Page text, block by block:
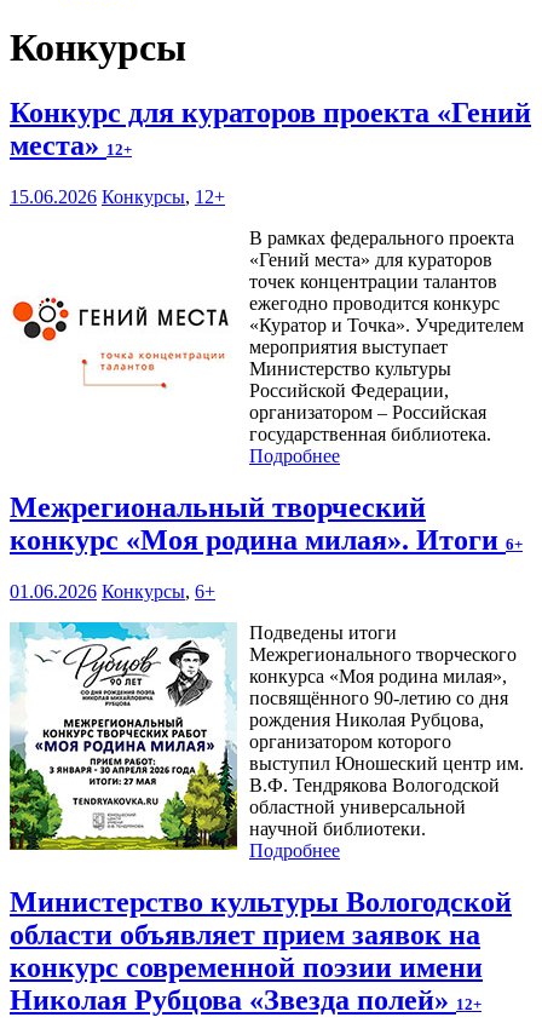
Конкурсы
Конкурс для кураторов проекта «Гений
места» 12+
15.06.2026 Конкурсы, 12+
В рамках федерального проекта
«Гений места» для кураторов
точек концентрации талантов
ежегодно проводится конкурс
«Куратор и Точка». Учредителем
мероприятия выступает
Министерство культуры
Российской Федерации,
организатором – Российская
государственная библиотека.
Подробнее
Межрегиональный творческий
конкурс «Моя родина милая». Итоги 6+
01.06.2026 Конкурсы, 6+
Подведены итоги
Межрегионального творческого
конкурса «Моя родина милая»,
посвящённого 90-летию со дня
рождения Николая Рубцова,
организатором которого
выступил Юношеский центр им.
В.Ф. Тендрякова Вологодской
областной универсальной
научной библиотеки.
Подробнее
Министерство культуры Вологодской
области объявляет прием заявок на
конкурс современной поэзии имени
Николая Рубцова «Звезда полей» 12+